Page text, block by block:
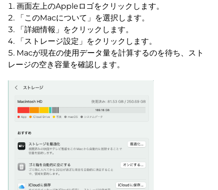
画面左上のAppleロゴをクリックします。
「このMacについて」を選択します。
「詳細情報」をクリックします。
「ストレージ設定」をクリックします。
Macが現在の使用データ量を計算するのを待ち、スト
レージの空き容量を確認します。